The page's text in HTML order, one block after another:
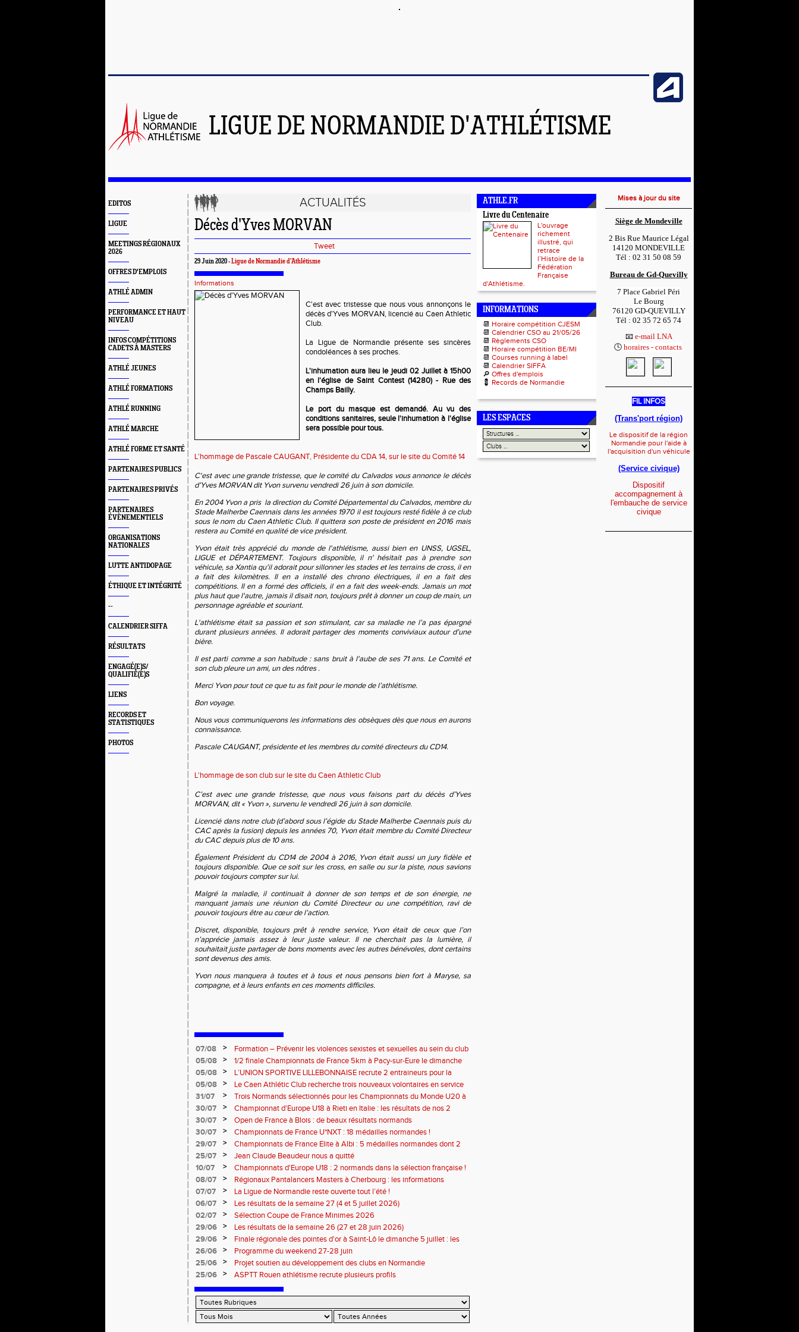
LIGUE DE NORMANDIE D'ATHLÉTISME
EDITOS
LIGUE
MEETINGS RÉGIONAUX
2026
OFFRES D'EMPLOIS
ATHLÉ ADMIN
PERFORMANCE ET HAUT
NIVEAU
INFOS COMPÉTITIONS
CADETS À MASTERS
ATHLÉ JEUNES
ATHLÉ FORMATIONS
ATHLÉ RUNNING
ATHLÉ MARCHE
ATHLÉ FORME ET SANTÉ
PARTENAIRES PUBLICS
PARTENAIRES PRIVÉS
PARTENAIRES
ÉVÈNEMENTIELS
ORGANISATIONS
NATIONALES
LUTTE ANTIDOPAGE
ÉTHIQUE ET INTÉGRITÉ
--
CALENDRIER SIFFA
RÉSULTATS
ENGAGÉ(E)S/
QUALIFIÉ(E)S
LIENS
RECORDS ET
STATISTIQUES
PHOTOS
ACTUALITÉS
Décès d'Yves MORVAN
Tweet
29 Juin 2020 -Ligue de Normandie d'Athlétisme
Informations
C'est avec tristesse que nous vous annonçons le
décès d'Yves MORVAN, licencié au Caen Athletic
Club.
La Ligue de Normandie présente ses sincères
condoléances à ses proches.
L'inhumation aura lieu le jeudi 02 Juillet à 15h00
en l'église de Saint Contest (14280) - Rue des
Champs Bailly.
Le port du masque est demandé. Au vu des
conditions sanitaires, seule l'inhumation à l'église
sera possible pour tous.
L'hommage de Pascale CAUGANT, Présidente du CDA 14, sur le site du Comité 14
C'est avec une grande tristesse, que le comité du Calvados vous annonce le décès
d’YvesMORVAN dit Yvon survenu vendredi 26 juin à son domicile.
En 2004 Yvon a pris la direction du Comité Départemental du Calvados, membre du
Stade Malherbe Caennais dans les années 1970 il est toujours resté fidèle à ce club
sous le nom du Caen Athletic Club. Il quittera son poste de président en 2016 mais
restera au Comité en qualité de vice président.
Yvon était très apprécié du monde de l'athlétisme, aussi bien en UNSS, UGSEL,
LIGUE et DÉPARTEMENT. Toujours disponible, il n' hésitait pas à prendre son
véhicule, sa Xantia qu'il adorait pour sillonner les stades et les terrains de cross, il en
a fait des kilomètres. Il en a installé des chrono électriques, il en a fait des
compétitions. Il en a formé des officiels, il en a fait des week-ends. Jamais un mot
plus haut que l'autre, jamais il disait non, toujours prêt à donner un coup de main, un
personnage agréable et souriant.
L'athlétisme était sa passion et son stimulant, car sa maladie ne l’a pas épargné
durant plusieurs années. Il adorait partager des moments conviviaux autour d’une
bière.
Il est parti comme a son habitude : sans bruit à l'aube de ses 71 ans. Le Comité et
son club pleure un ami, un des nôtres .
Merci Yvon pour tout ce que tu as fait pour le monde de l’athlétisme.
Bon voyage.
Nous vous communiquerons les informations des obsèques dès que nous en aurons
connaissance.
Pascale CAUGANT, présidente et les membres du comité directeurs du CD14.
L'hommage de son club sur le site du Caen Athletic Club
C’est avec une grande tristesse, que nous vous faisons part du décès d’Yves
MORVAN, dit « Yvon », survenu le vendredi 26 juin à son domicile.
Licencié dans notre club (d’abord sous l’égide du Stade Malherbe Caennais puis du
CAC après la fusion) depuis les années 70, Yvon était membre du Comité Directeur
du CAC depuis plus de 10 ans.
Également Président du CD14 de 2004 à 2016, Yvon était aussi un jury fidèle et
toujours disponible. Que ce soit sur les cross, en salle ou sur la piste, nous savions
pouvoir toujours compter sur lui.
Malgré la maladie, il continuait à donner de son temps et de son énergie, ne
manquant jamais une réunion du Comité Directeur ou une compétition, ravi de
pouvoir toujours être au cœur de l’action.
Discret, disponible, toujours prêt à rendre service, Yvon était de ceux que l’on
n’apprécie jamais assez à leur juste valeur. Il ne cherchait pas la lumière, il
souhaitait juste partager de bons moments avec les autres bénévoles, dont certains
sont devenus des amis.
Yvon nous manquera à toutes et à tous et nous pensons bien fort à Maryse, sa
compagne, et à leurs enfants en ces moments difficiles.
07/08 >
Formation – Prévenir les violences sexistes et sexuelles au sein du club
: le 26 septembre 2026
05/08 >
1/2 finale Championnats de France 5km à Pacy-sur-Eure le dimanche
13 septembre 2026 : les informations
05/08 >
L’UNION SPORTIVE LILLEBONNAISE recrute 2 entraineurs pour la
rentrée 2026
05/08 >
Le Caen Athlétic Club recherche trois nouveaux volontaires en service
civique à compter de septembre 2026
31/07 >
Trois Normands sélectionnés pour les Championnats du Monde U20 à
Eugene !
30/07 >
Championnat d'Europe U18 à Rieti en Italie : les résultats de nos 2
normands
30/07 >
Open de France à Blois : de beaux résultats normands
30/07
>
Championnats de France U*NXT : 18 médailles normandes !
29/07
>
Championnats de France Elite à Albi : 5 médailles normandes dont 2
titres !
25/07 >
Jean Claude Beaudeur nous a quitté
10/07
>
Championnats d'Europe U18 : 2 normands dans la sélection française !
08/07
>
Régionaux Pantalancers Masters à Cherbourg : les informations
07/07
>
La Ligue de Normandie reste ouverte tout l’été !
06/07
>
Les résultats de la semaine 27 (4 et 5 juillet 2026)
02/07
>
Sélection Coupe de France Minimes 2026
29/06
>
Les résultats de la semaine 26 (27 et 28 juin 2026)
29/06
>
Finale régionale des pointes d'or à Saint-Lô le dimanche 5 juillet : les
informations
26/06 >
Programme du weekend 27-28 juin
25/06
>
Projet soutien au développement des clubs en Normandie
25/06
> ASPTT Rouen athlétisme recrute plusieurs profils
ATHLE.FR
Livre du Centenaire
L'ouvrage
richement
illustré, qui
retrace
l’Histoire de la
Fédération
Française
d'Athlétisme.
INFORMATIONS
📆 Horaire compétition CJESM
📆 Calendrier CSO au 21/05/26
📆 Règlements CSO
📆 Horaire compétition BE/MI
📆 Courses running à label
📆 Calendrier SIFFA
🔎 Offres d'emplois
💈 Records de Normandie
LES ESPACES
Mises à jour du site
Siège de Mondeville
2 Bis Rue Maurice Légal
14120 MONDEVILLE
Tél : 02 31 50 08 59
Bureau de Gd-Quevilly
7 Place Gabriel Péri
Le Bourg
76120 GD-QUEVILLY
Tél : 02 35 72 65 74
📧 e-mail LNA
🕓 horaires - contacts1
FIL INFOS
(Trans'port région)
Le dispositif de la région
Normandie pour l'aide à
l'acquisition d'un véhicule
(Service civique)
Dispositif
accompagnement à
l'embauche de service
civique